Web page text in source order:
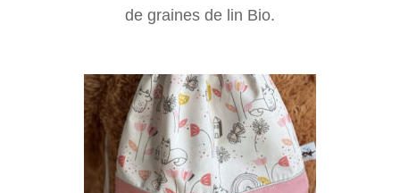
de graines de lin Bio.